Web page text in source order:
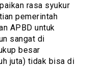
rasa syukur
pemerintah
APBD untuk
sangat di
besar
juta) tidak bisa di